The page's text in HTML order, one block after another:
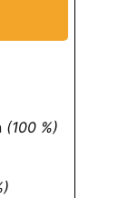
(100 %)